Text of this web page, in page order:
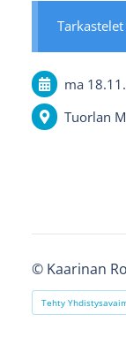
ma
Tuorlan
© Kaarinan
Tehty